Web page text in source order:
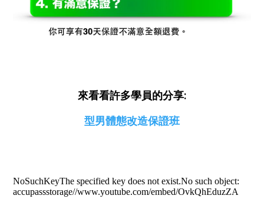
來看看許多學員的分享:
型男體態改造保證班